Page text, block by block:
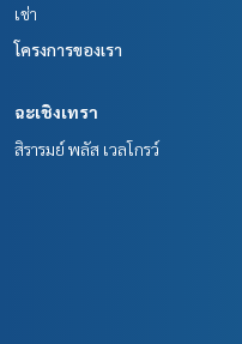
เช่า
โครงการของเรา
ฉะเชิงเทรา
สิรารมย์ พลัส เวลโกรว์